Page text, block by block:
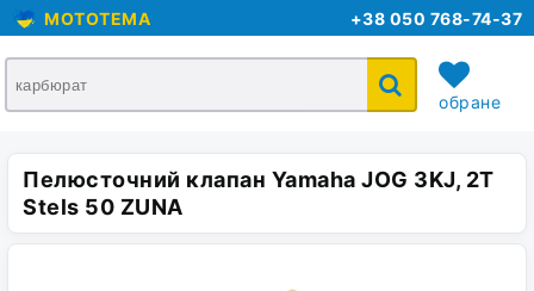
MOTOTEMA +38 050 768-74-37
обране
кошик
Пелюсточний клапан Yamaha JOG 3KJ, 2T
Stels 50 ZUNA